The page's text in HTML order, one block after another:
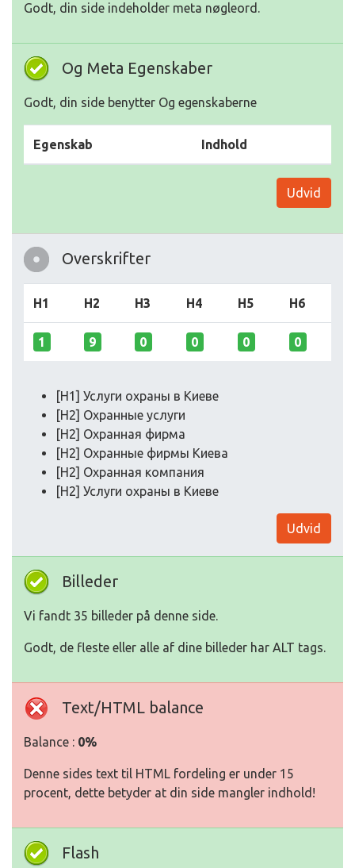
Godt, din side indeholder meta nøgleord.
Og Meta Egenskaber
Godt, din side benytter Og egenskaberne
Egenskab Indhold
Udvid
Overskrifter
H1 H2 H3 H4 H5 H6
1 9 0 0 0 0
[H1] Услуги охраны в Киеве
[H2] Охранные услуги
[H2] Охранная фирма
[H2] Охранные фирмы Киева
[H2] Охранная компания
[H2] Услуги охраны в Киеве
Udvid
Billeder
Vi fandt 35 billeder på denne side.
Godt, de fleste eller alle af dine billeder har ALT tags.
Text/HTML balance
Balance : 0%
Denne sides text til HTML fordeling er under 15
procent, dette betyder at din side mangler indhold!
Flash